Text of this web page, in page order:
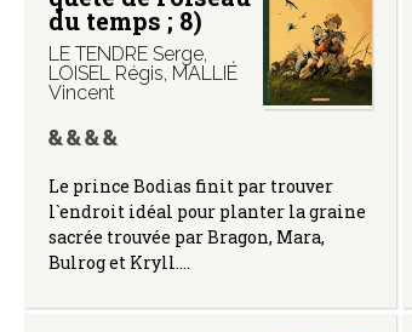
du temps ; 8)
LE TENDRE Serge,
LOISEL Régis, MALLIÉ
Vincent
Le prince Bodias finit par trouver
l`endroit idéal pour planter la graine
sacrée trouvée par Bragon, Mara,
Bulrog et Kryll.…